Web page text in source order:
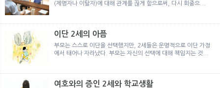
(제명자나 이탈자)에 대해 관계를 끊게 함으로써, 다시 회중으...
이단 2세의 아픔
부모는 스스로 이단을 선택했지만, 2세들은 운명적으로 이단 가정
에서 태어나 자라났다. 부모는 자신의 선택에 대해 책임지는 것...
여호와의 증인 2세와 학교생활